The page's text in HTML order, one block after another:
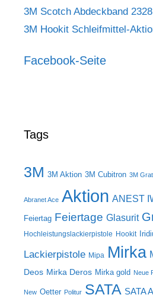
3M Scotch Abdeckband
3M Hookit Schleifmittel-
Facebook-Seite
Tags
3M 3M Aktion 3M Cubitron 3M
Abranet Ace Aktion ANEST
Feiertag Feiertage Glasurit
Hochleistungslackierpistole Hookit
Lackierpistole Mipa Mirka
Deos Mirka Deros Mirka gold Neue
New Oetter Politur SATA SATA